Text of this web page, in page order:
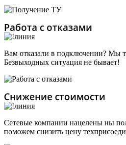
Работа с отказами
Вам отказали в подключении? Мы
Безвыходных ситуация не бывает!
Снижение стоимости
Сетевые компании нацелены ны
поможем снизить цену